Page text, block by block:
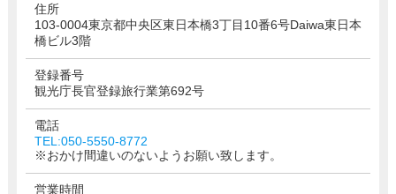
住所
103-0004東京都中央区東日本橋3丁目10番6号Daiwa東日本
橋ビル3階
登録番号
観光庁長官登録旅行業第692号
電話
TEL:050-5550-8772
※おかけ間違いのないようお願い致します。
営業時間